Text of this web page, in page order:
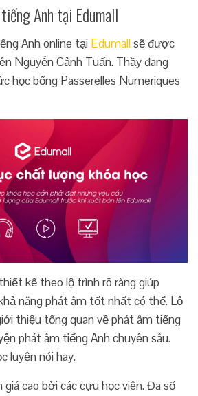
Anh tại Edumall
Anh online tại Edumallsẽ được
Nguyễn Cảnh Tuấn. Thầy đang
học bổng Passerelles Numeriques
kế theo lộ trình rõ ràng giúp
năng phát âm tốt nhất có thể. Lộ
thiệu tổng quan về phát âm tiếng
phát âm tiếng Anh chuyên sâu.
luyện nói hay.
cao bởi các cựu học viên. Đa số